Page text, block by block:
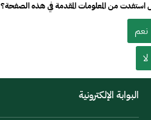
استفدت من المعلومات المقدمة في هذه الصفحة؟
نعم
لا
البوابة الإلكترونية